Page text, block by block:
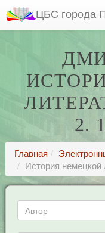
ЦБС города
2.
Главная
История немецкой